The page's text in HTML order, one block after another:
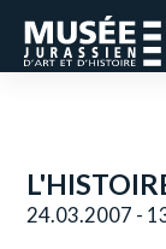
24.03.2007 -